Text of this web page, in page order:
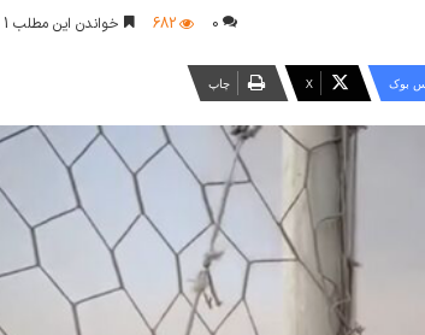
0
682 خواندن این مطلب 1 دقیقه زمان میبرد
بوک X چاپ